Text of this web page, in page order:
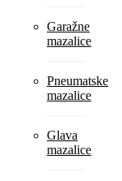
Garažne
mazalice
Pneumatske
mazalice
Glava
mazalice